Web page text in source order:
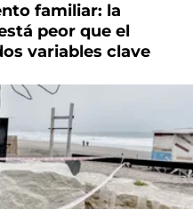
familiar: la
peor que el
variables clave